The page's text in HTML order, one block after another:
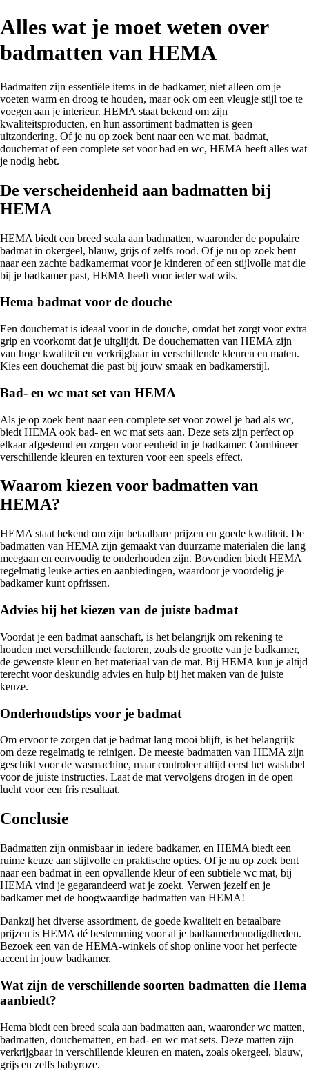
Alles wat je moet weten over
badmatten van HEMA
Badmatten zijn essentiële items in de badkamer, niet alleen om je
voeten warm en droog te houden, maar ook om een vleugje stijl toe te
voegen aan je interieur. HEMA staat bekend om zijn
kwaliteitsproducten, en hun assortiment badmatten is geen
uitzondering. Of je nu op zoek bent naar een wc mat, badmat,
douchemat of een complete set voor bad en wc, HEMA heeft alles wat
je nodig hebt.
De verscheidenheid aan badmatten bij
HEMA
HEMA biedt een breed scala aan badmatten, waaronder de populaire
badmat in okergeel, blauw, grijs of zelfs rood. Of je nu op zoek bent
naar een zachte badkamermat voor je kinderen of een stijlvolle mat die
bij je badkamer past, HEMA heeft voor ieder wat wils.
Hema badmat voor de douche
Een douchemat is ideaal voor in de douche, omdat het zorgt voor extra
grip en voorkomt dat je uitglijdt. De douchematten van HEMA zijn
van hoge kwaliteit en verkrijgbaar in verschillende kleuren en maten.
Kies een douchemat die past bij jouw smaak en badkamerstijl.
Bad- en wc mat set van HEMA
Als je op zoek bent naar een complete set voor zowel je bad als wc,
biedt HEMA ook bad- en wc mat sets aan. Deze sets zijn perfect op
elkaar afgestemd en zorgen voor eenheid in je badkamer. Combineer
verschillende kleuren en texturen voor een speels effect.
Waarom kiezen voor badmatten van
HEMA?
HEMA staat bekend om zijn betaalbare prijzen en goede kwaliteit. De
badmatten van HEMA zijn gemaakt van duurzame materialen die lang
meegaan en eenvoudig te onderhouden zijn. Bovendien biedt HEMA
regelmatig leuke acties en aanbiedingen, waardoor je voordelig je
badkamer kunt opfrissen.
Advies bij het kiezen van de juiste badmat
Voordat je een badmat aanschaft, is het belangrijk om rekening te
houden met verschillende factoren, zoals de grootte van je badkamer,
de gewenste kleur en het materiaal van de mat. Bij HEMA kun je altijd
terecht voor deskundig advies en hulp bij het maken van de juiste
keuze.
Onderhoudstips voor je badmat
Om ervoor te zorgen dat je badmat lang mooi blijft, is het belangrijk
om deze regelmatig te reinigen. De meeste badmatten van HEMA zijn
geschikt voor de wasmachine, maar controleer altijd eerst het waslabel
voor de juiste instructies. Laat de mat vervolgens drogen in de open
lucht voor een fris resultaat.
Conclusie
Badmatten zijn onmisbaar in iedere badkamer, en HEMA biedt een
ruime keuze aan stijlvolle en praktische opties. Of je nu op zoek bent
naar een badmat in een opvallende kleur of een subtiele wc mat, bij
HEMA vind je gegarandeerd wat je zoekt. Verwen jezelf en je
badkamer met de hoogwaardige badmatten van HEMA!
Dankzij het diverse assortiment, de goede kwaliteit en betaalbare
prijzen is HEMA dé bestemming voor al je badkamerbenodigdheden.
Bezoek een van de HEMA-winkels of shop online voor het perfecte
accent in jouw badkamer.
Wat zijn de verschillende soorten badmatten die Hema
aanbiedt?
Hema biedt een breed scala aan badmatten aan, waaronder wc matten,
badmatten, douchematten, en bad- en wc mat sets. Deze matten zijn
verkrijgbaar in verschillende kleuren en maten, zoals okergeel, blauw,
grijs en zelfs babyroze.